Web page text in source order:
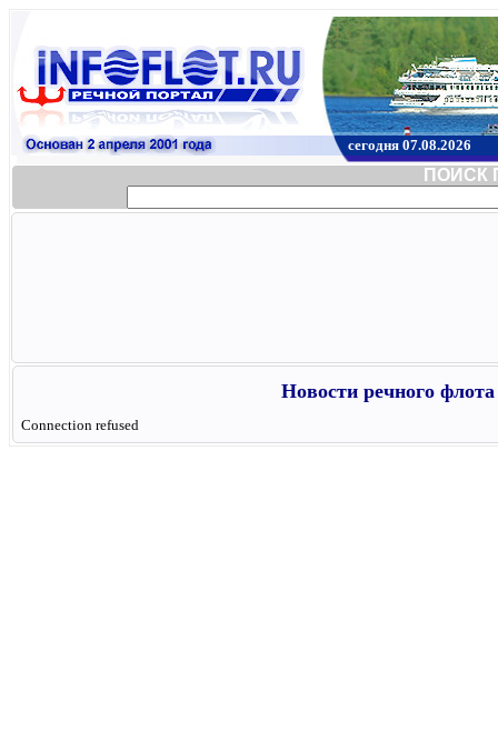
сегодня 07.08.2026
ПОИСК
Новости речного
Connection refused